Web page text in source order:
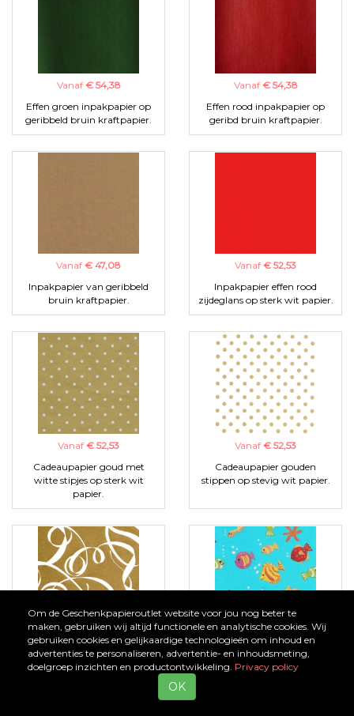
Vanaf € 54,38
Effen groen inpakpapier op
geribbeld bruin kraftpapier.
Vanaf € 54,38
Effen rood inpakpapier op
geribd bruin kraftpapier.
Vanaf € 47,08
Inpakpapier van geribbeld
bruin kraftpapier.
Vanaf € 52,53
Inpakpapier effen rood
zijdeglans op sterk wit papier.
Vanaf € 52,53
Cadeaupapier goud met
witte stipjes op sterk wit
papier.
Vanaf € 52,53
Cadeaupapier gouden
stippen op stevig wit papier.
Vanaf€ 52,53
Inpakpapier goud gekleurd
met wit lint op sterk wit
Vanaf€ 52,53
Cadeaupapier tropische
vissen, achtergrond in
Om de Geschenkpapieroutlet website voor jou nog beter te
maken, gebruiken wij altijd functionele en analytische cookies. Wij
gebruiken cookies en gelijkaardige technologieën om inhoud en
advertenties te personaliseren, advertentie- en inhoudsmeting,
doelgroep inzichten en productontwikkeling. Privacy policy
OK